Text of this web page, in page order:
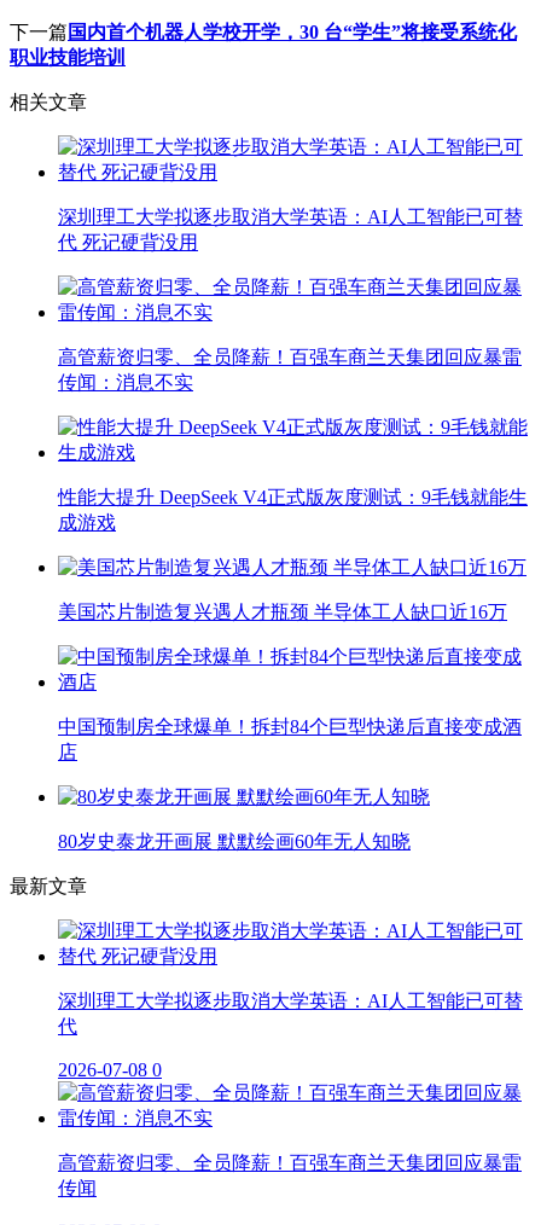
下一篇 国内首个机器人学校开学，30 台“学生”将接受系统化
职业技能培训
相关文章
深圳理工大学拟逐步取消大学英语：AI人工智能已可替
代 死记硬背没用
高管薪资归零、全员降薪！百强车商兰天集团回应暴雷
传闻：消息不实
性能大提升 DeepSeek V4正式版灰度测试：9毛钱就能生
成游戏
美国芯片制造复兴遇人才瓶颈 半导体工人缺口近16万
中国预制房全球爆单！拆封84个巨型快递后直接变成酒
店
80岁史泰龙开画展 默默绘画60年无人知晓
最新文章
深圳理工大学拟逐步取消大学英语：AI人工智能已可替
代
2026-07-08 0
高管薪资归零、全员降薪！百强车商兰天集团回应暴雷
传闻